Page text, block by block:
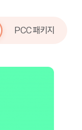
PCC 패키지